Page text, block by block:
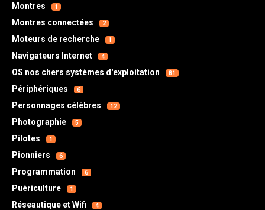
Montres 1
Montres connectées 2
Moteurs de recherche 1
Navigateurs Internet 4
OS nos chers systèmes d'exploitation 81
Périphériques 6
Personnages célèbres 12
Photographie 5
Pilotes 1
Pionniers 6
Programmation 6
Puériculture 1
Réseautique et Wifi 4